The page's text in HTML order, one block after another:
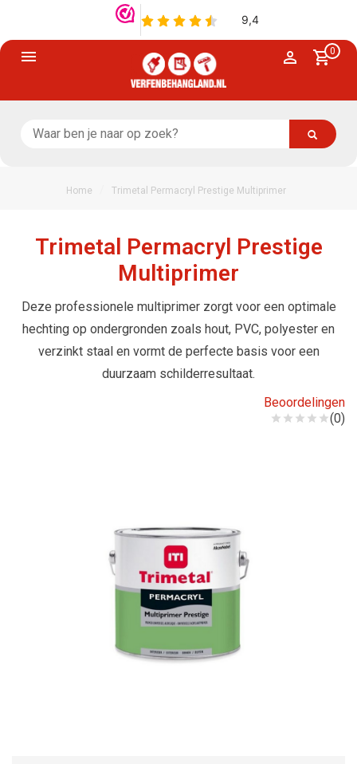
0
Home Trimetal Permacryl Prestige Multiprimer
Trimetal Permacryl Prestige
Multiprimer
Deze professionele multiprimer zorgt voor een optimale
hechting op ondergronden zoals hout, PVC, polyester en
verzinkt staal en vormt de perfecte basis voor een
duurzaam schilderresultaat.
Beoordelingen
(0)